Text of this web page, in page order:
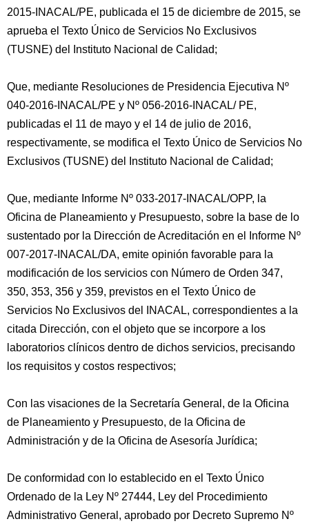
2015-INACAL/PE, publicada el 15 de diciembre de 2015, se
aprueba el Texto Único de Servicios No Exclusivos
(TUSNE) del Instituto Nacional de Calidad;
Que, mediante Resoluciones de Presidencia Ejecutiva Nº
040-2016-INACAL/PE y Nº 056-2016-INACAL/ PE,
publicadas el 11 de mayo y el 14 de julio de 2016,
respectivamente, se modifica el Texto Único de Servicios No
Exclusivos (TUSNE) del Instituto Nacional de Calidad;
Que, mediante Informe Nº 033-2017-INACAL/OPP, la
Oficina de Planeamiento y Presupuesto, sobre la base de lo
sustentado por la Dirección de Acreditación en el Informe Nº
007-2017-INACAL/DA, emite opinión favorable para la
modificación de los servicios con Número de Orden 347,
350, 353, 356 y 359, previstos en el Texto Único de
Servicios No Exclusivos del INACAL, correspondientes a la
citada Dirección, con el objeto que se incorpore a los
laboratorios clínicos dentro de dichos servicios, precisando
los requisitos y costos respectivos;
Con las visaciones de la Secretaría General, de la Oficina
de Planeamiento y Presupuesto, de la Oficina de
Administración y de la Oficina de Asesoría Jurídica;
De conformidad con lo establecido en el Texto Único
Ordenado de la Ley Nº 27444, Ley del Procedimiento
Administrativo General, aprobado por Decreto Supremo Nº